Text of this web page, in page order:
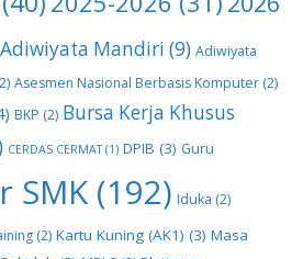
Adiwiyata Mandiri (9) Adiwiyata
Asesmen Nasional Berbasis Komputer (2)
BKP (2) Bursa Kerja Khusus
CERDAS CERMAT(1) DPIB (3) Guru
SMK (192) Iduka (2)
(2) Kartu Kuning (AK1) (3) Masa